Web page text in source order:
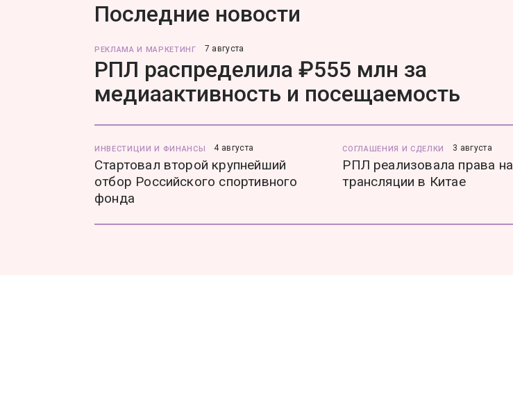
Последние новости
РЕКЛАМА И МАРКЕТИНГ 7 августа
РПЛ распределила ₽555 млн за
медиаактивность и посещаемость
ИНВЕСТИЦИИ И ФИНАНСЫ 4 августа
Стартовал второй крупнейший
отбор Российского спортивного
фонда
СОГЛАШЕНИЯ И СДЕЛКИ 3 августа
РПЛ реализовала права на
трансляции в Китае